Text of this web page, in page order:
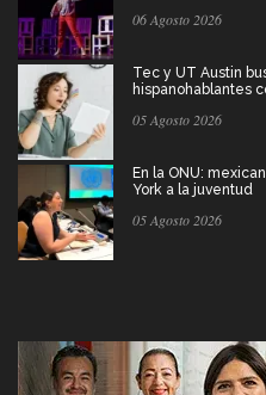
06 Agosto 2026
Tec y UT Austin
hispanohablantes
05 Agosto 2026
En la ONU:
York a la juventud
05 Agosto 2026